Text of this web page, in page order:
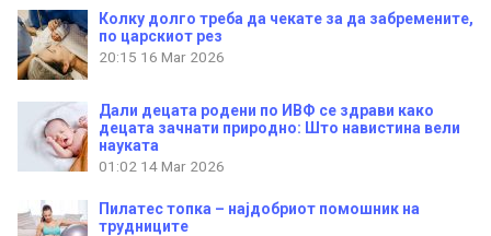
Колку долго треба да чекате за да забремените,
по царскиот рез
20:15 16 Mar 2026
Дали децата родени по ИВФ се здрави како
децата зачнати природно: Што навистина вели
науката
01:02 14 Mar 2026
Пилатес топка – најдобриот помошник на
трудниците